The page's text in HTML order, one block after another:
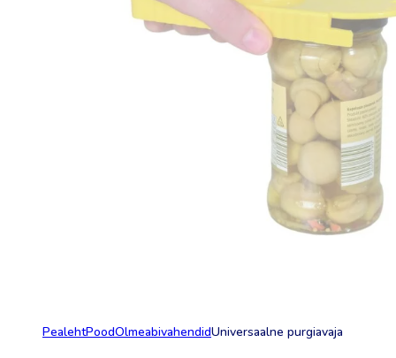
PealehtPoodOlmeabivahendidUniversaalne purgiavaja